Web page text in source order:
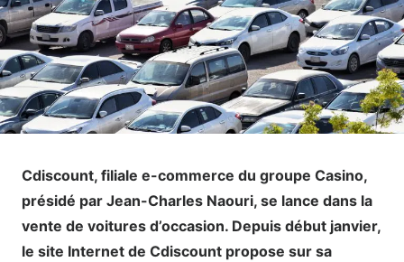
Cdiscount, filiale e-commerce du groupe Casino,
présidé par Jean-Charles Naouri, se lance dans la
vente de voitures d’occasion. Depuis début janvier,
le site Internet de Cdiscount propose sur sa